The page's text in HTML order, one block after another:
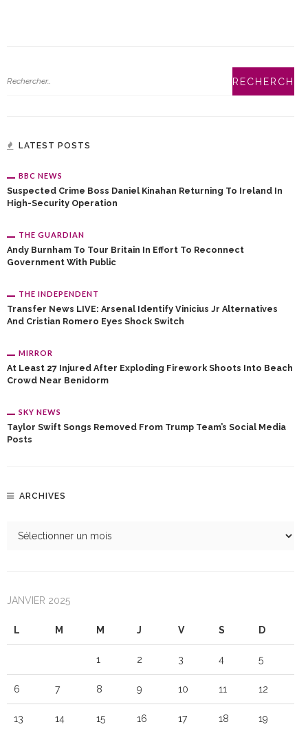
LATEST POSTS
BBC NEWS
Suspected Crime Boss Daniel Kinahan Returning To Ireland In
High-Security Operation
THE GUARDIAN
Andy Burnham To Tour Britain In Effort To Reconnect
Government With Public
THE INDEPENDENT
Transfer News LIVE: Arsenal Identify Vinicius Jr Alternatives
And Cristian Romero Eyes Shock Switch
MIRROR
At Least 27 Injured After Exploding Firework Shoots Into Beach
Crowd Near Benidorm
SKY NEWS
Taylor Swift Songs Removed From Trump Team’s Social Media
Posts
ARCHIVES
JANVIER 2025
L M M J V S D
1 2 3 4 5
6 7 8 9 10 11 12
13 14 15 16 17 18 19